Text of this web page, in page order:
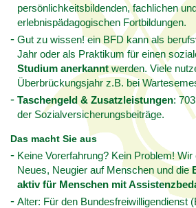
persönlichkeitsbildenden, fachlichen
erlebnispädagogischen Fortbildungen.
Gut zu wissen! ein BFD kann als
Jahr oder als Praktikum für einen
Studium anerkanntwerden. Viele
Überbrückungsjahr z.B. bei
Taschengeld & Zusatzleistungen:
der Sozialversicherungsbeiträge.
Das macht Sie aus
Keine Vorerfahrung? Kein Problem!
Neues, Neugier auf Menschen und die
aktiv für Menschen mit
Alter: Für den Bundesfreiwilligendienst